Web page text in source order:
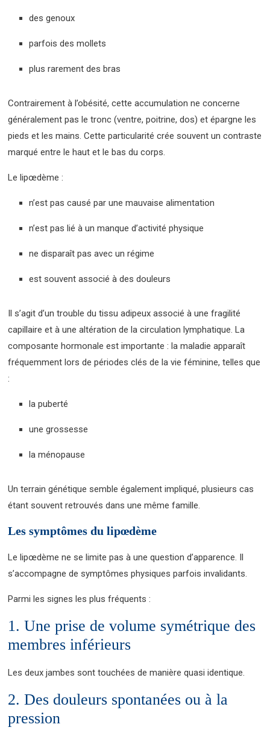
des genoux
parfois des mollets
plus rarement des bras
Contrairement à l’obésité, cette accumulation ne concerne
généralement pas le tronc (ventre, poitrine, dos) et épargne les
pieds et les mains. Cette particularité crée souvent un contraste
marqué entre le haut et le bas du corps.
Le lipœdème :
n’est pas causé par une mauvaise alimentation
n’est pas lié à un manque d’activité physique
ne disparaît pas avec un régime
est souvent associé à des douleurs
Il s’agit d’un trouble du tissu adipeux associé à une fragilité
capillaire et à une altération de la circulation lymphatique. La
composante hormonale est importante : la maladie apparaît
fréquemment lors de périodes clés de la vie féminine, telles que
:
la puberté
une grossesse
la ménopause
Un terrain génétique semble également impliqué, plusieurs cas
étant souvent retrouvés dans une même famille.
Les symptômes du lipœdème
Le lipœdème ne se limite pas à une question d’apparence. Il
s’accompagne de symptômes physiques parfois invalidants.
Parmi les signes les plus fréquents :
1. Une prise de volume symétrique des
membres inférieurs
Les deux jambes sont touchées de manière quasi identique.
2. Des douleurs spontanées ou à la
pression